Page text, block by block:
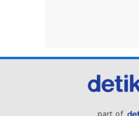
part of